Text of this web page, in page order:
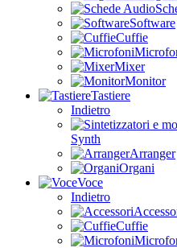
Software
Cuffie
Mixer
Monitor
Tastiere
Indietro
Synth
Arranger
Organi
Voce
Indietro
Cuffie